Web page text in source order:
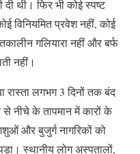
थी। फिर भी कोई स्पष्ट
विनियमित प्रवेश नहीं, कोई
गलियारा नहीं और बर्फ
नहीं।
रास्ता लगभग 3 दिनों तक बंद
से नीचे के तापमान में कारों के
और बुजुर्ग नागरिकों को
स्थानीय लोग अस्पतालों,